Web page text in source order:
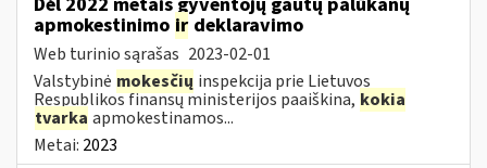
apmokestinimo ir deklaravimo
Web turinio sąrašas 2023-02-01
Valstybinė mokesčių inspekcija prie Lietuvos
Respublikos finansų ministerijos paaiškina, kokia
tvarka apmokestinamos...
Metai: 2023